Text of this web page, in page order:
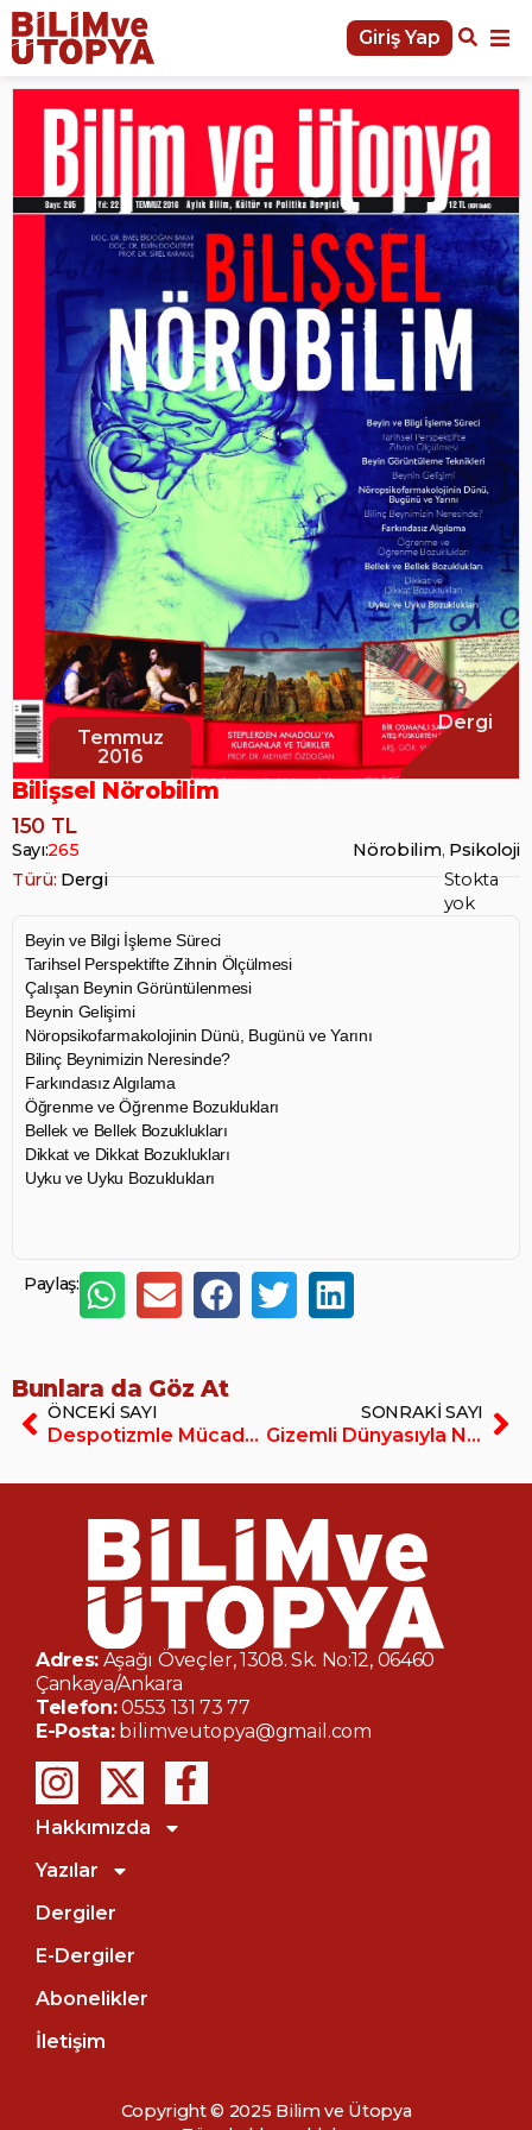
Giriş Yap
Temmuz
2016
Dergi
Bilişsel Nörobilim
150 TL
Sayı:265 Nörobilim, Psikoloji
Türü: Dergi
Stokta
yok
Beyin ve Bilgi İşleme Süreci
Tarihsel Perspektifte Zihnin Ölçülmesi
Çalışan Beynin Görüntülenmesi
Beynin Gelişimi
Nöropsikofarmakolojinin Dünü, Bugünü ve Yarını
Bilinç Beynimizin Neresinde?
Farkındasız Algılama
Öğrenme ve Öğrenme Bozuklukları
Bellek ve Bellek Bozuklukları
Dikkat ve Dikkat Bozuklukları
Uyku ve Uyku Bozuklukları
Paylaş:
Bunlara da Göz At
ÖNCEKI SAYI
Despotizmle Mücadelede Aydınlanma ve Materyalizm Radişçev ve Çernışevski
SONRAKI SAYI
Gizemli Dünyasıyla Neandertaller
Adres: Aşağı Öveçler, 1308. Sk. No:12, 06460
Çankaya/Ankara
Telefon:0553 131 73 77
E-Posta: bilimveutopya@gmail.com
Hakkımızda
Yazılar
Dergiler
E-Dergiler
Abonelikler
İletişim
Copyright © 2025 Bilim ve Ütopya